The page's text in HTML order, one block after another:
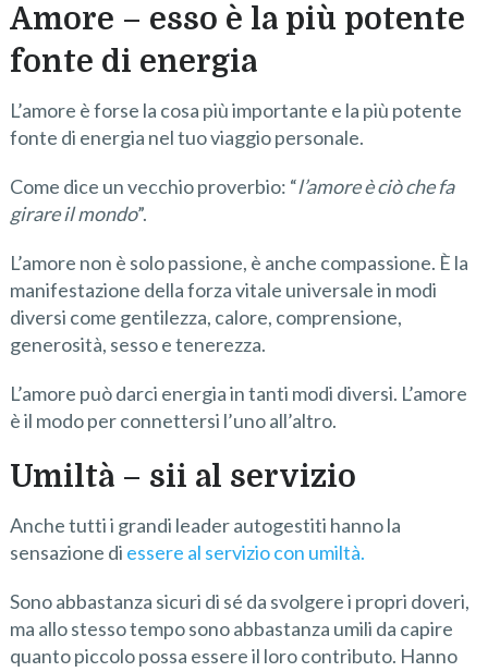
Amore – esso è la più potente
fonte di energia
L’amore è forse la cosa più importante e la più potente
fonte di energia nel tuo viaggio personale.
Come dice un vecchio proverbio: “l’amore è ciò che fa
girare il mondo”.
L’amore non è solo passione, è anche compassione. È la
manifestazione della forza vitale universale in modi
diversi come gentilezza, calore, comprensione,
generosità, sesso e tenerezza.
L’amore può darci energia in tanti modi diversi. L’amore
è il modo per connettersi l’uno all’altro.
Umiltà – sii al servizio
Anche tutti i grandi leader autogestiti hanno la
sensazione di essere al servizio con umiltà.
Sono abbastanza sicuri di sé da svolgere i propri doveri,
ma allo stesso tempo sono abbastanza umili da capire
quanto piccolo possa essere il loro contributo. Hanno